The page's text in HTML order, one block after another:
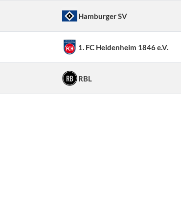
Hamburger SV
1. FC Heidenheim 1846 e.V.
RBL